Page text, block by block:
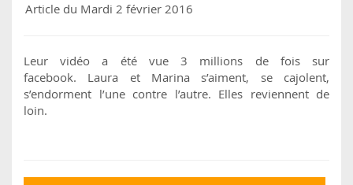
Article du Mardi 2 février 2016
Leur vidéo a été vue 3 millions de fois sur
facebook. Laura et Marina s’aiment, se cajolent,
s’endorment l’une contre l’autre. Elles reviennent de
loin.